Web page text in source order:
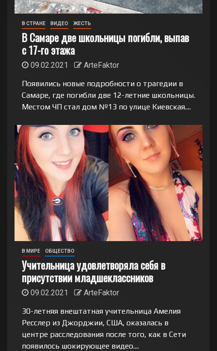
В СТРАНЕ ВИДЕО ЖЕСТЬ
В Самаре две школьницы погибли, выпав
с 17-го этажа
09.02.2021
ArteFaktor
Появились новые подробности о трагедии в
Самаре, где погибли две 12-летние школьницы.
Местом ЧП стал дом №13 по улице Киевская....
В МИРЕ ОБЩЕСТВО
Учительница удовлетворяла себя в
присутствии младшеклассников
09.02.2021
ArteFaktor
30-летняя внештатная учительница Амелия
Ресслер из Джорджии, США, оказалась в
центре расследования после того, как в Сети
появилось шокирующее видео....